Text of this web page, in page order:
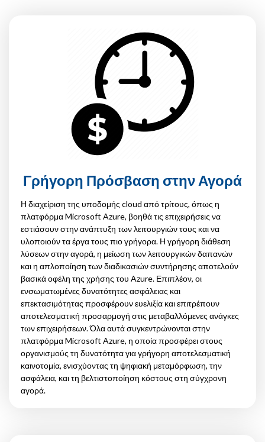
Γρήγορη Πρόσβαση στην Αγορά
Η διαχείριση της υποδομής cloud από τρίτους, όπως η
πλατφόρμα Microsoft Azure, βοηθά τις επιχειρήσεις να
εστιάσουν στην ανάπτυξη των λειτουργιών τους και να
υλοποιούν τα έργα τους πιο γρήγορα. Η γρήγορη διάθεση
λύσεων στην αγορά, η μείωση των λειτουργικών δαπανών
και η απλοποίηση των διαδικασιών συντήρησης αποτελούν
βασικά οφέλη της χρήσης του Azure. Επιπλέον, οι
ενσωματωμένες δυνατότητες ασφάλειας και
επεκτασιμότητας προσφέρουν ευελιξία και επιτρέπουν
αποτελεσματική προσαρμογή στις μεταβαλλόμενες ανάγκες
των επιχειρήσεων. Όλα αυτά συγκεντρώνονται στην
πλατφόρμα Microsoft Azure, η οποία προσφέρει στους
οργανισμούς τη δυνατότητα για γρήγορη αποτελεσματική
καινοτομία, ενισχύοντας τη ψηφιακή μεταμόρφωση, την
ασφάλεια, και τη βελτιστοποίηση κόστους στη σύγχρονη
αγορά.